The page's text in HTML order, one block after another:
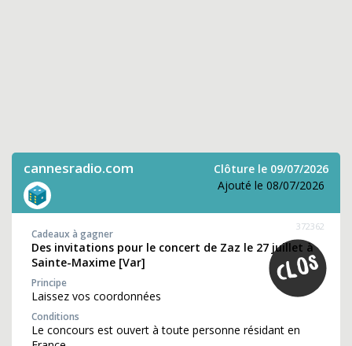
cannesradio.com
Clôture le 09/07/2026
Ajouté le 08/07/2026
372362
Cadeaux à gagner
Des invitations pour le concert de Zaz le 27 juillet à
Sainte-Maxime [Var]
Principe
Laissez vos coordonnées
Conditions
Le concours est ouvert à toute personne résidant en